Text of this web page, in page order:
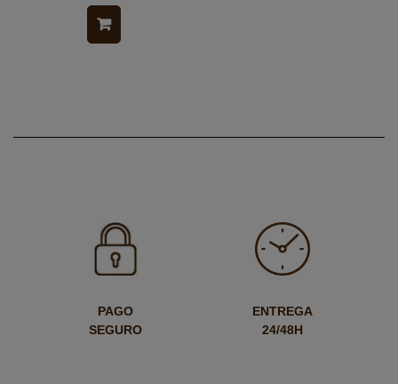
PAGO
SEGURO
ENTREGA
24/48H